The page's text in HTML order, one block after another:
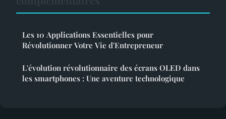
Les 10 Applications Essentielles pour
Révolutionner Votre Vie d'Entrepreneur
L'évolution révolutionnaire des écrans OLED dans
les smartphones : Une aventure technologique